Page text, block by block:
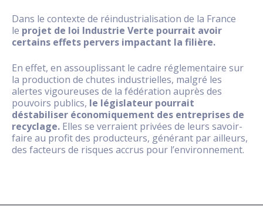
Dans le contexte de réindustrialisation de la France
le projet de loi Industrie Verte pourrait avoir
certains effets pervers impactant la filière.
En effet, en assouplissant le cadre réglementaire sur
la production de chutes industrielles, malgré les
alertes vigoureuses de la fédération auprès des
pouvoirs publics, le législateur pourrait
déstabiliser économiquement des entreprises de
recyclage. Elles se verraient privées de leurs savoir-
faire au profit des producteurs, générant par ailleurs,
des facteurs de risques accrus pour l’environnement.